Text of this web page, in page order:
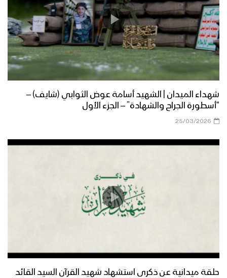
شهداء الميدان | الشهيد أسامة عوض الثوابي (شايف) –
“أسطورة الجراح والشهادة” – الجزء الأول
25/03/2026
حلقة ميدانية عن ذكرى استشهاد شهيد القرآن السيد القائد